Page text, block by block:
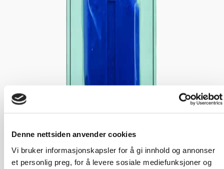
Denne nettsiden anvender cookies
Vi bruker informasjonskapsler for å gi innhold og annonser
et personlig preg, for å levere sosiale mediefunksjoner og